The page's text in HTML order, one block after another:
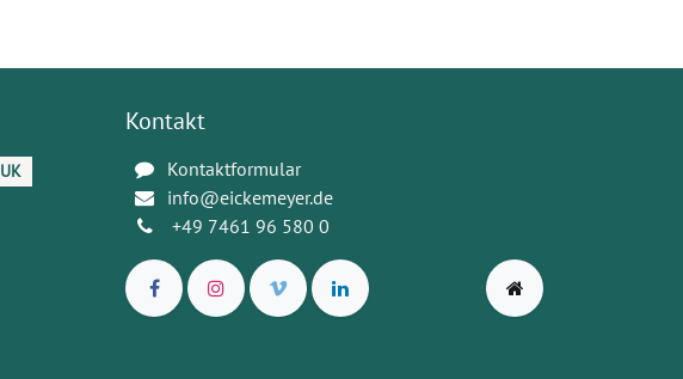
UK
Kontakt
Kontaktformular
info@eickemeyer.de
+49 7461 96 580 0